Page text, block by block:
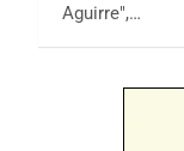
Aguirre",…